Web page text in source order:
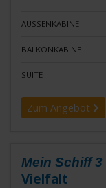
AUSSENKABINE
BALKONKABINE
SUITE
Zum Angebot
Mein Schiff 3
Vielfalt